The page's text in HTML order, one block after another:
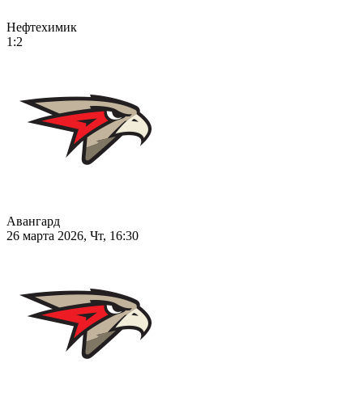
Нефтехимик
1:2
Авангард
26 марта 2026, Чт, 16:30